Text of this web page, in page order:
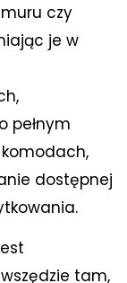
czy
je w
pełnym
dostępnej
tam,